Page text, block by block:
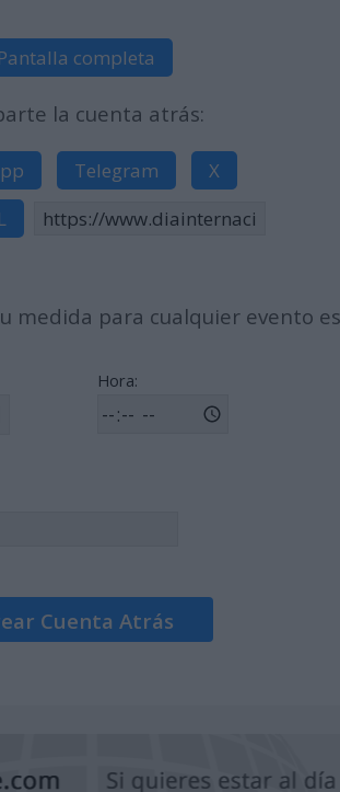
Pantalla completa
la cuenta atrás:
Telegram
X
medida para cualquier evento
Hora:
Cuenta Atrás